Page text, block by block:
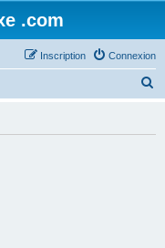
.com
Connexion
Inscription